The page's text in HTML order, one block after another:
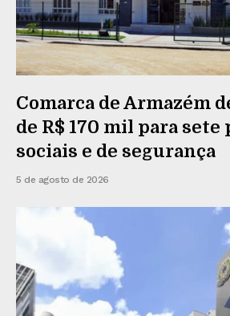
Comarca de Armazém
de R$ 170 mil para sete
sociais e de segurança
5 de agosto de 2026